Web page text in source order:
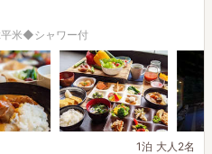
平米◆シャワー付
1泊 大人2名